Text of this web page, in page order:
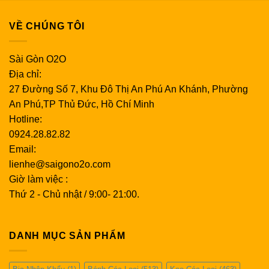
VỀ CHÚNG TÔI
Sài Gòn O2O
Địa chỉ:
27 Đường Số 7, Khu Đô Thị An Phú An Khánh, Phường
An Phú,TP Thủ Đức, Hồ Chí Minh
Hotline:
0924.28.82.82
Email:
lienhe@saigono2o.com
Giờ làm việc :
Thứ 2 - Chủ nhật / 9:00- 21:00.
DANH MỤC SẢN PHẨM